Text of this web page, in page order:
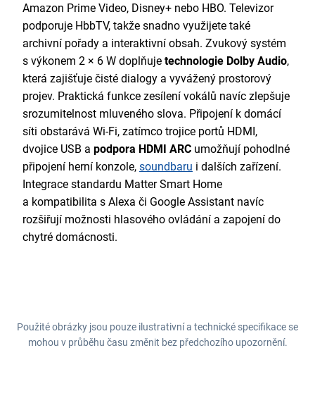
Amazon Prime Video, Disney+ nebo HBO. Televizor
podporuje HbbTV, takže snadno využijete také
archivní pořady a interaktivní obsah. Zvukový systém
s výkonem 2 × 6 W doplňuje technologie Dolby Audio,
která zajišťuje čisté dialogy a vyvážený prostorový
projev. Praktická funkce zesílení vokálů navíc zlepšuje
srozumitelnost mluveného slova. Připojení k domácí
síti obstarává Wi-Fi, zatímco trojice portů HDMI,
dvojice USB a podpora HDMI ARC umožňují pohodlné
připojení herní konzole, soundbaru i dalších zařízení.
Integrace standardu Matter Smart Home
a kompatibilita s Alexa či Google Assistant navíc
rozšiřují možnosti hlasového ovládání a zapojení do
chytré domácnosti.
Použité obrázky jsou pouze ilustrativní a technické specifikace se
mohou v průběhu času změnit bez předchozího upozornění.